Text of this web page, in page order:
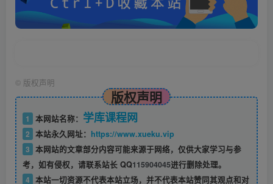
© 版权声明
版权声明
1 本网站名称： 学库课程网
2 本站永久网址： https://www.xueku.vip
3 本网站的文章部分内容可能来源于网络，仅供大家学习与参
考，如有侵权，请联系站长 QQ115904045进行删除处理。
4 本站一切资源不代表本站立场，并不代表本站赞同其观点和对